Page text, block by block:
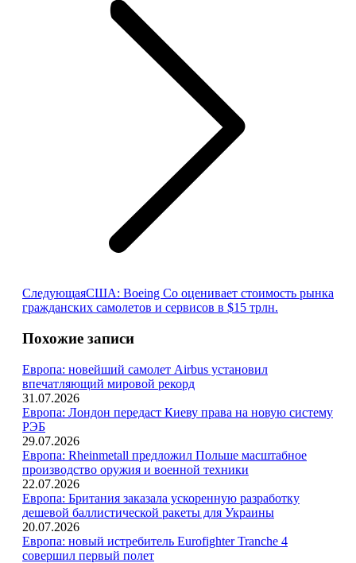
СледующаяСледующая
запись:
США: Boeing Co оценивает стоимость рынка
гражданских самолетов и сервисов в $15 трлн.
Похожие записи
Европа: новейший самолет Airbus установил
впечатляющий мировой рекорд
31.07.2026
Европа: Лондон передаст Киеву права на новую систему
РЭБ
29.07.2026
Европа: Rheinmetall предложил Польше масштабное
производство оружия и военной техники
22.07.2026
Европа: Британия заказала ускоренную разработку
дешевой баллистической ракеты для Украины
20.07.2026
Европа: новый истребитель Eurofighter Tranche 4
совершил первый полет